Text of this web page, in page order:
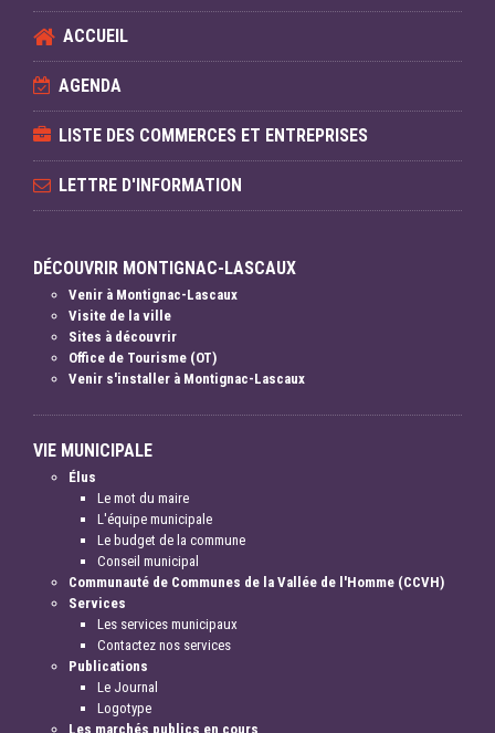
ACCUEIL
AGENDA
LISTE DES COMMERCES ET ENTREPRISES
LETTRE D'INFORMATION
DÉCOUVRIR MONTIGNAC-LASCAUX
Venir à Montignac-Lascaux
Visite de la ville
Sites à découvrir
Office de Tourisme (OT)
Venir s'installer à Montignac-Lascaux
VIE MUNICIPALE
Élus
Le mot du maire
L'équipe municipale
Le budget de la commune
Conseil municipal
Communauté de Communes de la Vallée de l'Homme (CCVH)
Services
Les services municipaux
Contactez nos services
Publications
Le Journal
Logotype
Les marchés publics en cours